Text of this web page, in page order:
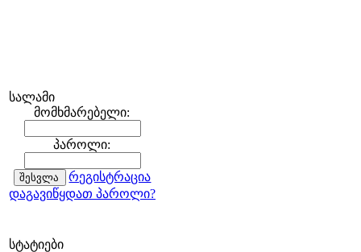
სალამი
მომხმარებელი:
პაროლი:
რეგისტრაცია
დაგავიწყდათ პაროლი?
სტატიები